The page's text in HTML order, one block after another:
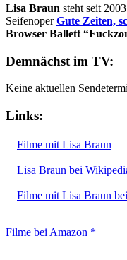
Lisa Braun steht seit
SeifenoperGute Zeiten,
Browser Ballett
Demnächst im TV:
Keine aktuellen
Links:
Filme mit Lisa Braun
Lisa Braun bei
Filme mit Lisa Braun
Filme bei Amazon *